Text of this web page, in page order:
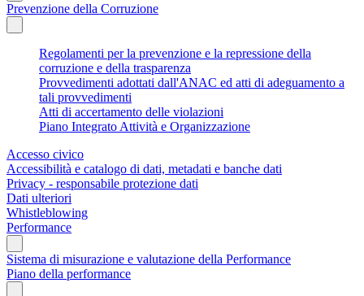
Prevenzione della Corruzione
Regolamenti per la prevenzione e la repressione della
corruzione e della trasparenza
Provvedimenti adottati dall'ANAC ed atti di adeguamento a
tali provvedimenti
Atti di accertamento delle violazioni
Piano Integrato Attività e Organizzazione
Accesso civico
Accessibilità e catalogo di dati, metadati e banche dati
Privacy - responsabile protezione dati
Dati ulteriori
Whistleblowing
Performance
Sistema di misurazione e valutazione della Performance
Piano della performance